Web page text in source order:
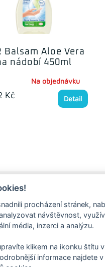
Balsam Aloe Vera
nádobí 450ml
Kč
Na objednávku
Detail
12
140 00
procházení stránek,
návštěvnost,
média, inzerci a analýzu.
klikem na ikonku štítu
informace najdete